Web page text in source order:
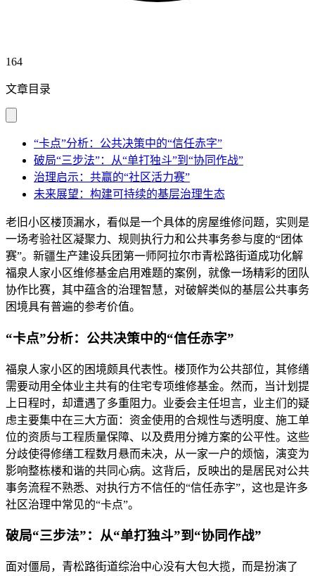
164
文章目录
“卡点”分析：公共决策中的“信任赤字”
破局“三步法”：从“单打独斗”到“协同作战”
治理启示：共赢的“社区活力赛”
未来展望：构建可持续的基层治理生态
老旧小区楼顶漏水，看似是一个具体的房屋维修问题，实则是
一场考验社区凝聚力、规则执行力和公共事务参与度的“团体
赛”。新疆生产建设兵团第一师阿拉尔市青松路街道成功化解
福泉人家小区维修基金启用难题的案例，就像一场精彩的团队
协作比赛，其中蕴含的治理智慧，对破解类似的基层公共事务
困境具有普遍的参考价值。
“卡点”分析：公共决策中的“信任赤字”
福泉人家小区的困境颇具代表性。楼顶作为公共部位，其修缮
需要动用全体业主共有的住宅专项维修基金。然而，当计划提
上日程时，却遭遇了多重阻力。业委会主任坦言，业主们的疑
虑主要集中在三大方面：资金使用的合规性与透明度、施工单
位的资质与工程质量保障、以及费用分摊方案的公平性。这些
分歧使得修缮工程数月悬而未决，从一家一户的烦恼，演变为
影响整栋楼和谐的共同心病。这背后，反映出的是居民对公共
事务流程不熟悉、对执行方不信任的“信任赤字”，这也是许多
社区治理中常见的“卡点”。
破局“三步法”：从“单打独斗”到“协同作战”
面对僵局，青松路街道综治中心没有大包大揽，而是扮演了